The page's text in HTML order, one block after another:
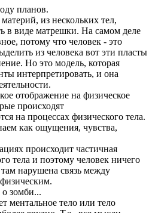
планов.
из нескольких тел,
в виде матрешки. На самом деле
потому что человек - это
из человека вот эти пласты
Но это мо­дель, которая
интерпрети­ровать, и она
отображение на физи­ческое
происходят
на процессах физического тела.
как ощущения, чувства,
происходит частичная
тела и поэтому человек ничего
нарушена связь между
зомби...
ментальное тело или тело